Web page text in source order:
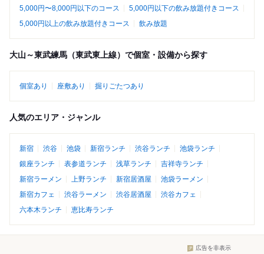
5,000円〜8,000円以下のコース
5,000円以下の飲み放題付きコース
5,000円以上の飲み放題付きコース
飲み放題
大山～東武練馬（東武東上線）で個室・設備から探す
個室あり 座敷あり 掘りごたつあり
人気のエリア・ジャンル
新宿 渋谷 池袋 新宿ランチ 渋谷ランチ
池袋ランチ
銀座ランチ
表参道ランチ 浅草ランチ
吉祥寺ランチ
新宿ラーメン
上野ランチ 新宿居酒屋
池袋ラーメン
新宿カフェ
渋谷ラーメン 渋谷居酒屋
渋谷カフェ
六本木ランチ
恵比寿ランチ
広告を非表示